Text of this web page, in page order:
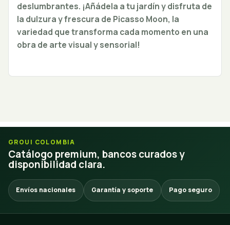
deslumbrantes. ¡Añádela a tu jardín y disfruta de
la dulzura y frescura de Picasso Moon, la
variedad que transforma cada momento en una
obra de arte visual y sensorial!
GROUI COLOMBIA
Catálogo premium, bancos curados y
disponibilidad clara.
Envíos nacionales Garantía y soporte Pago seguro